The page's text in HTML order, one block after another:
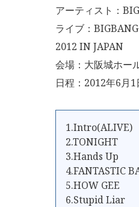
アーティスト：
ライブ：
2012 IN JAPAN
会場：大阪城ホー
日程：2012年6月
1.Intro(ALIVE)
2.TONIGHT
3.Hands Up
4.FANTASTIC
5.HOW GEE
6.Stupid Liar